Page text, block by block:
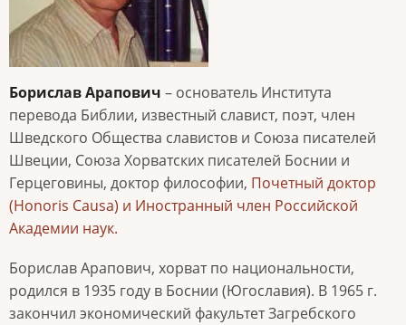
Борислав Арапович – основатель Института
перевода Библии, известный славист, поэт, член
Шведского Общества славистов и Союза писателей
Швеции, Союза Хорватских писателей Боснии и
Герцеговины, доктор философии, Почетный доктор
(Honoris Causa) и Иностранный член Российской
Академии наук.
Борислав Арапович, хорват по национальности,
родился в 1935 году в Боснии (Югославия). В 1965 г.
закончил экономический факультет Загребского